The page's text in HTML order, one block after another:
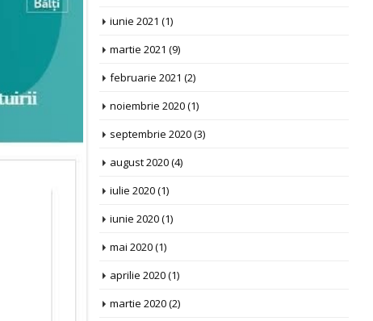
iunie 2021 (1)
martie 2021 (9)
februarie 2021 (2)
noiembrie 2020(1)
septembrie 2020(3)
august 2020(4)
iulie 2020(1)
iunie 2020(1)
mai 2020(1)
aprilie 2020(1)
martie 2020(2)